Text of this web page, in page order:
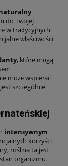
naturalny
do Twojej
w tradycyjnych
właściwości
, które mogą
może wspierać
szczególnie
intensywnym
korzyści
roślina ta jest
organizmu.